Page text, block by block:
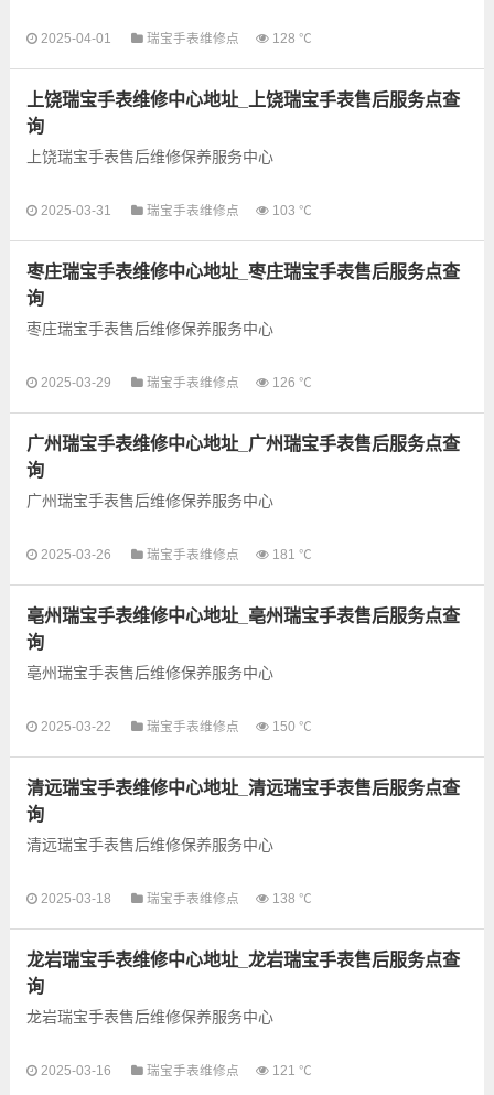
以下是古锋网为您整理的日照瑞宝手表售后服务网点和优质维修
2025-04-01 瑞宝手表维修点 128 ℃
上饶瑞宝手表维修中心地址_上饶瑞宝手表售后服务点查
询
上饶瑞宝手表售后维修保养服务中心
养等业务，为了享受...
2025-03-31 瑞宝手表维修点 103 ℃
枣庄瑞宝手表维修中心地址_枣庄瑞宝手表售后服务点查
询
枣庄瑞宝手表售后维修保养服务中心
以下是古锋网为您整理的枣庄瑞宝手表售后服务网点和优质维修
2025-03-29 瑞宝手表维修点 126 ℃
广州瑞宝手表维修中心地址_广州瑞宝手表售后服务点查
询
广州瑞宝手表售后维修保养服务中心
以下是古锋网为您整理的广州瑞宝手表售后服务网点和优质维修
2025-03-26 瑞宝手表维修点 181 ℃
亳州瑞宝手表维修中心地址_亳州瑞宝手表售后服务点查
询
亳州瑞宝手表售后维修保养服务中心
养等业务，为了享受...
2025-03-22 瑞宝手表维修点 150 ℃
清远瑞宝手表维修中心地址_清远瑞宝手表售后服务点查
询
清远瑞宝手表售后维修保养服务中心
以下是古锋网为您整理的清远瑞宝手表售后服务网点和优质维修
2025-03-18 瑞宝手表维修点 138 ℃
龙岩瑞宝手表维修中心地址_龙岩瑞宝手表售后服务点查
询
龙岩瑞宝手表售后维修保养服务中心
以下是古锋网为您整理的龙岩瑞宝手表售后服务网点和优质维修
2025-03-16 瑞宝手表维修点 121 ℃